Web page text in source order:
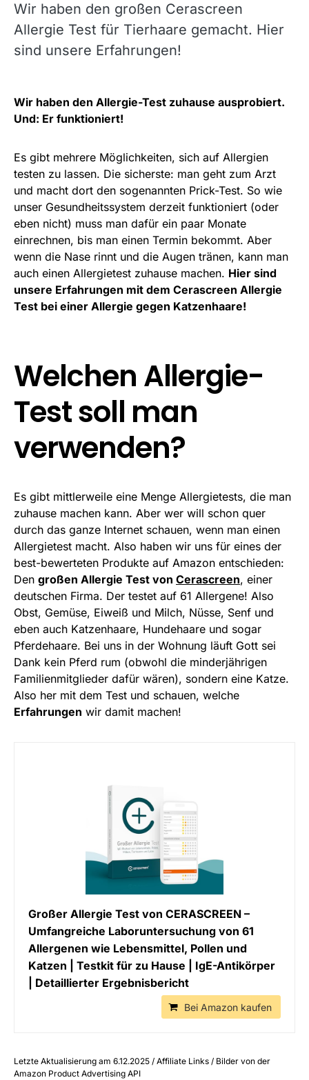
Wir haben den großen Cerascreen
Allergie Test für Tierhaare gemacht. Hier
sind unsere Erfahrungen!
Wir haben den Allergie-Test zuhause ausprobiert.
Und: Er funktioniert!
Es gibt mehrere Möglichkeiten, sich auf Allergien
testen zu lassen. Die sicherste: man geht zum Arzt
und macht dort den sogenannten Prick-Test. So wie
unser Gesundheitssystem derzeit funktioniert (oder
eben nicht) muss man dafür ein paar Monate
einrechnen, bis man einen Termin bekommt. Aber
wenn die Nase rinnt und die Augen tränen, kann man
auch einen Allergietest zuhause machen. Hier sind
unsere Erfahrungen mit dem Cerascreen Allergie
Test bei einer Allergie gegen Katzenhaare!
Welchen Allergie-
Test soll man
verwenden?
Es gibt mittlerweile eine Menge Allergietests, die man
zuhause machen kann. Aber wer will schon quer
durch das ganze Internet schauen, wenn man einen
Allergietest macht. Also haben wir uns für eines der
best-bewerteten Produkte auf Amazon entschieden:
Den großen Allergie Test von Cerascreen, einer
deutschen Firma. Der testet auf 61 Allergene! Also
Obst, Gemüse, Eiweiß und Milch, Nüsse, Senf und
eben auch Katzenhaare, Hundehaare und sogar
Pferdehaare. Bei uns in der Wohnung läuft Gott sei
Dank kein Pferd rum (obwohl die minderjährigen
Familienmitglieder dafür wären), sondern eine Katze.
Also her mit dem Test und schauen, welche
Erfahrungen wir damit machen!
Großer Allergie Test von CERASCREEN –
Umfangreiche Laboruntersuchung von 61
Allergenen wie Lebensmittel, Pollen und
Katzen | Testkit für zu Hause | IgE-Antikörper
| Detaillierter Ergebnisbericht
Bei Amazon kaufen
Letzte Aktualisierung am 6.12.2025 / Affiliate Links / Bilder von der
Amazon Product Advertising API